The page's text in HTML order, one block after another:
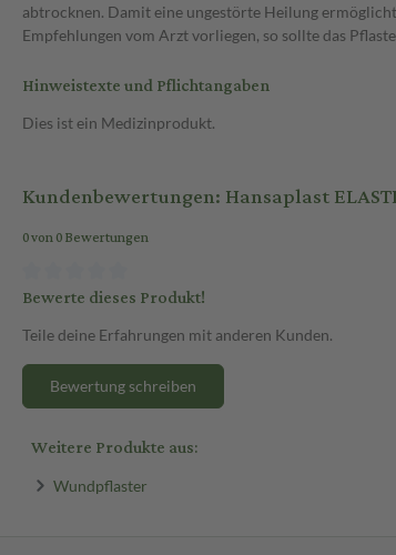
abtrocknen. Damit eine ungestörte Heilung
Empfehlungen vom Arzt vorliegen, so sollte das
Hinweistexte und Pflichtangaben
Dies ist ein Medizinprodukt.
Kundenbewertungen: Hansaplast
0 von 0 Bewertungen
Bewerte dieses Produkt!
Teile deine Erfahrungen mit anderen Kunden.
Bewertung schreiben
Weitere Produkte aus:
Wundpflaster